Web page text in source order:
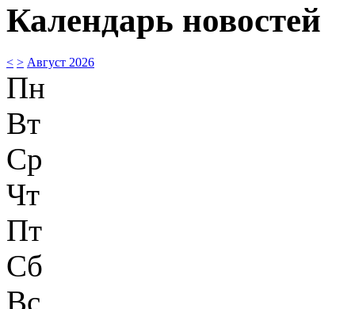
Календарь новостей
< > Август 2026
Пн
Вт
Ср
Чт
Пт
Сб
Вс